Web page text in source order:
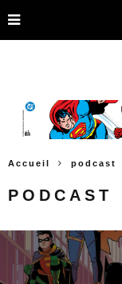
Accueil podcast
PODCAST